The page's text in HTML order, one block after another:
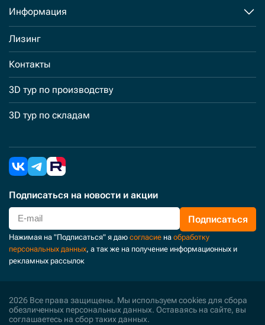
Информация
Лизинг
Контакты
3D тур по производству
3D тур по складам
Подписаться на новости и акции
Подписаться
Нажимая на "Подписаться" я даю согласие на обработку
персональных данных, а так же на получение информационных и
рекламных рассылок
2026 Все права защищены. Мы используем cookies для сбора
обезличенных персональных данных. Оставаясь на сайте, вы
соглашаетесь на сбор таких данных.